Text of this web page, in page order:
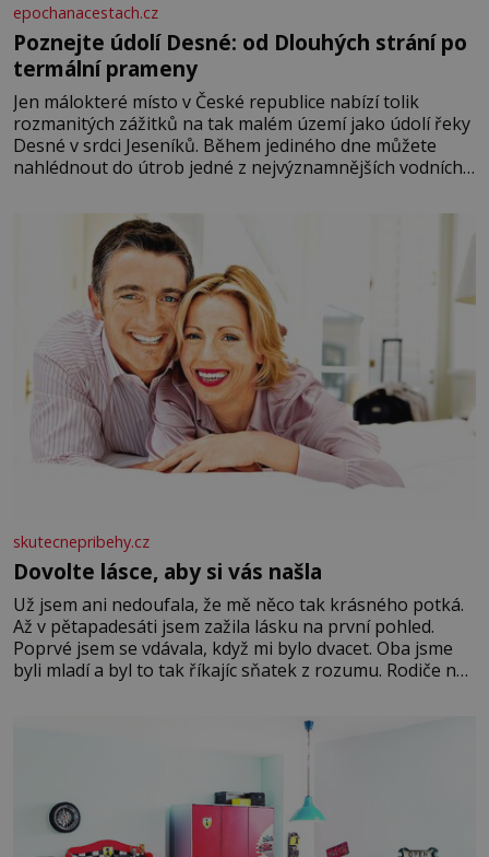
epochanacestach.cz
Poznejte údolí Desné: od Dlouhých strání po
termální prameny
Jen málokteré místo v České republice nabízí tolik
rozmanitých zážitků na tak malém území jako údolí řeky
Desné v srdci Jeseníků. Během jediného dne můžete
nahlédnout do útrob jedné z nejvýznamnějších vodních
se na koloběžce a den zakončit poznáváním památek ve
Velkých Losinách nebo v termálním
skutecnepribehy.cz
Dovolte lásce, aby si vás našla
Už jsem ani nedoufala, že mě něco tak krásného potká.
Až v pětapadesáti jsem zažila lásku na první pohled.
Poprvé jsem se vdávala, když mi bylo dvacet. Oba jsme
byli mladí a byl to tak říkajíc sňatek z rozumu. Rodiče nás
Manželství nám oběma moc nesvědčilo, brzy jsme zjistili,